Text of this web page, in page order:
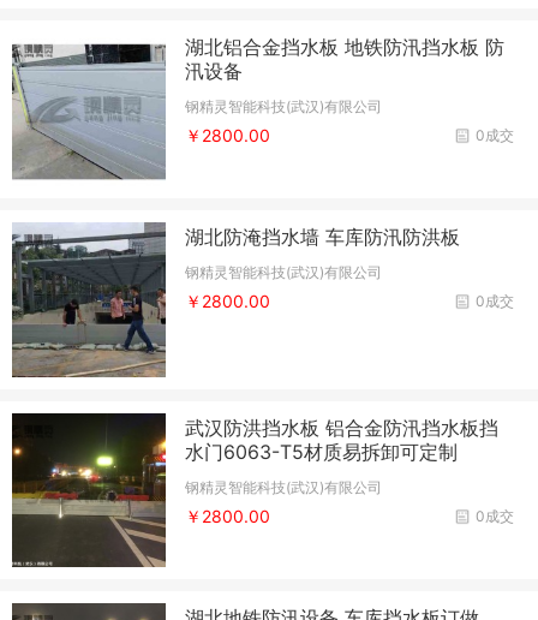
湖北铝合金挡水板 地铁防汛挡水板 防
汛设备
钢精灵智能科技(武汉)有限公司
0成交
￥2800.00
湖北防淹挡水墙 车库防汛防洪板
钢精灵智能科技(武汉)有限公司
0成交
￥2800.00
武汉防洪挡水板 铝合金防汛挡水板挡
水门6063-T5材质易拆卸可定制
钢精灵智能科技(武汉)有限公司
0成交
￥2800.00